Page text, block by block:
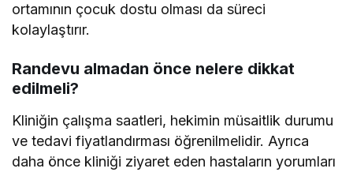
ortamının çocuk dostu olması da süreci
kolaylaştırır.
Randevu almadan önce nelere dikkat
edilmeli?
Kliniğin çalışma saatleri, hekimin müsaitlik durumu
ve tedavi fiyatlandırması öğrenilmelidir. Ayrıca
daha önce kliniği ziyaret eden hastaların yorumları